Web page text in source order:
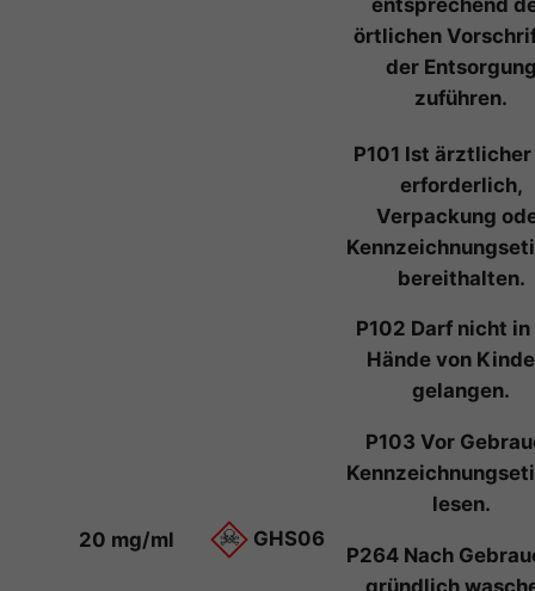
örtlichen
der
zuführen.
20 mg/ml GHS06
P101 Ist ärztlicher
erforderlich,
Verpackung
bereithalten.
P102 Darf nicht
Hände von
gelangen.
P103 Vor
lesen.
P264 Nach
gründlich